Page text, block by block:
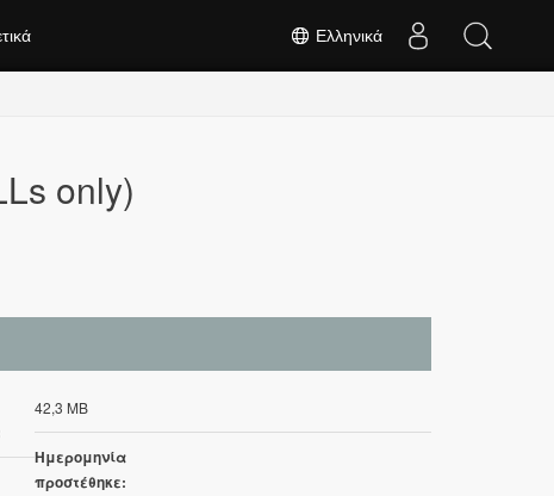
Ελληνικά
only)
42,3 MB
Ημερομηνία
προστέθηκε: